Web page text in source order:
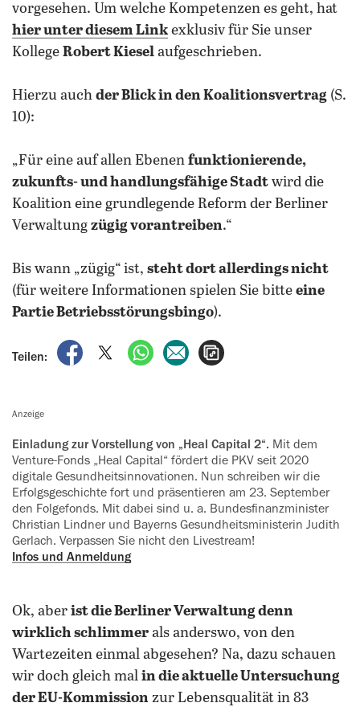
vorgesehen. Um welche Kompetenzen es geht, hat
hier unter diesem Linkexklusiv für Sie unser
Kollege Robert Kiesel aufgeschrieben.
Hierzu auch derBlick in den Koalitionsvertrag (S.
10):
„Für eine auf allen Ebenen funktionierende,
zukunfts- und handlungsfähige Stadt wird die
Koalition eine grundlegende Reform der Berliner
Verwaltung zügig vorantreiben.“
Bis wann „zügig“ ist, steht dort allerdings nicht
(für weitere Informationen spielen Sie bitte eine
Partie Betriebsstörungsbingo).
Teilen:
auf Facebook teilen
auf X teilenper WhatsApp teilen
per E-Mail teilen
Anzeige
Einladung zur Vorstellung von „Heal Capital 2“. Mit dem
Venture-Fonds „Heal Capital“ fördert die PKV seit 2020
digitale Gesundheitsinnovationen. Nun schreiben wir die
Erfolgsgeschichte fort und präsentieren am 23. September
den Folgefonds. Mit dabei sind u. a. Bundesfinanzminister
Christian Lindner und Bayerns ‍Gesundheitsministerin Judith
Gerlach. Verpassen Sie nicht den Livestream!
Infos und Anmeldung
Ok, aber ist die Berliner Verwaltung denn
wirklich schlimmer als anderswo, von den
Wartezeiten einmal abgesehen? Na, dazu schauen
wir doch gleich mal in die aktuelle Untersuchung
der EU-Kommission zur Lebensqualität in 83